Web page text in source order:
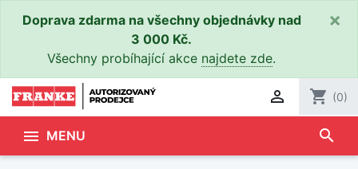
Doprava zdarma na všechny objednávky nad
3 000 Kč.
Všechny probíhající akce najdete zde.
×
 shopping_cart (0)
 MENU search